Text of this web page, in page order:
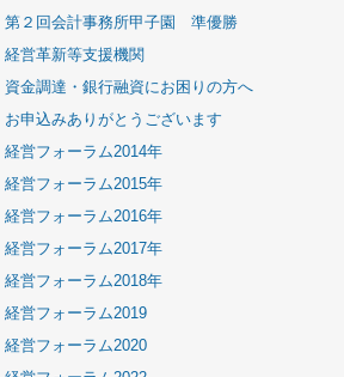
第２回会計事務所甲子園 準優勝
経営革新等支援機関
資金調達・銀行融資にお困りの方へ
お申込みありがとうございます
経営フォーラム2014年
経営フォーラム2015年
経営フォーラム2016年
経営フォーラム2017年
経営フォーラム2018年
経営フォーラム2019
経営フォーラム2020